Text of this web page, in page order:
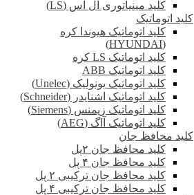
کلید مینیاتوری ال اس (LS)
کلید اتوماتیک
کلید اتوماتیک هیوندا کره
(HYUNDAI)
کلید اتوماتیک LS کره
کلید اتوماتیک ABB
کلید اتوماتیک یونولیک (Unelec)
کلید اتوماتیک اشنایدر (Schneider)
کلید اتوماتیک زیمنس (Siemens)
کلید اتوماتیک آاگ (AEG)
کلید محافظ جان
کلید محافظ جان ۲پل
کلید محافظ جان ۴ پل
کلید محافظ جان ترکیبی ۲ پل
کلید محافظ جان ترکیبی ۴ پل